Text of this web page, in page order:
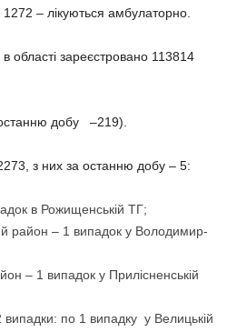
1272 – лікуються амбулаторно.
області зареєстровано 113814
добу –219).
з них за останню добу – 5:
в Рожищенській ТГ;
район – 1 випадок у Володимир-
– 1 випадок у Прилісненській
по 1 випадку у Велицькій